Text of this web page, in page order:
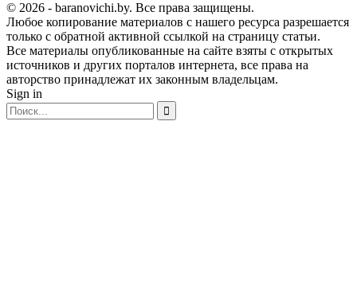
© 2026 - baranovichi.by. Все права защищены.
Любое копирование материалов с нашего ресурса разрешается
только с обратной активной ссылкой на страницу статьи.
Все материалы опубликованные на сайте взяты с открытых
источников и других порталов интернета, все права на
авторство принадлежат их законным владельцам.
Sign in